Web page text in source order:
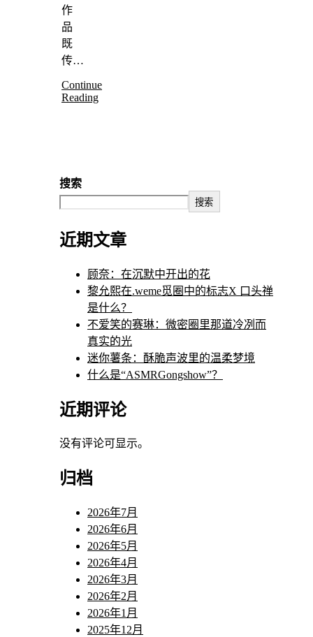
作
品
既
传…
Continue
Reading
搜索
搜索
近期文章
顾奈：在沉默中开出的花
黎允熙在.weme觅圈中的标志X 口头禅
是什么？
不爱笑的赛琳：微密圈里那道冷冽而
真实的光
迷你薯条：酥脆声波里的温柔梦境
什么是“ASMRGongshow”？
近期评论
没有评论可显示。
归档
2026年7月
2026年6月
2026年5月
2026年4月
2026年3月
2026年2月
2026年1月
2025年12月